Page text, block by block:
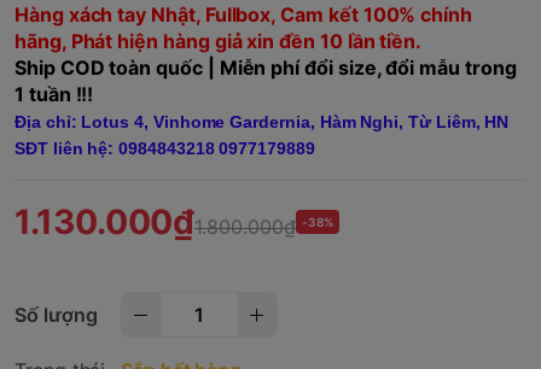
Hàng xách tay Nhật, Fullbox, Cam kết 100% chính
hãng, Phát hiện hàng giả xin đền 10 lần tiền.
Ship COD toàn quốc | Miễn phí đổi size, đổi mẫu trong
1 tuần !!!
Địa chỉ: Lotus 4, Vinhome Gardernia, Hàm Nghi, Từ Liêm, HN
SĐT liên hệ: 0984843218 0977179889
1.130.000₫1.800.000₫ -38%
Số lượng